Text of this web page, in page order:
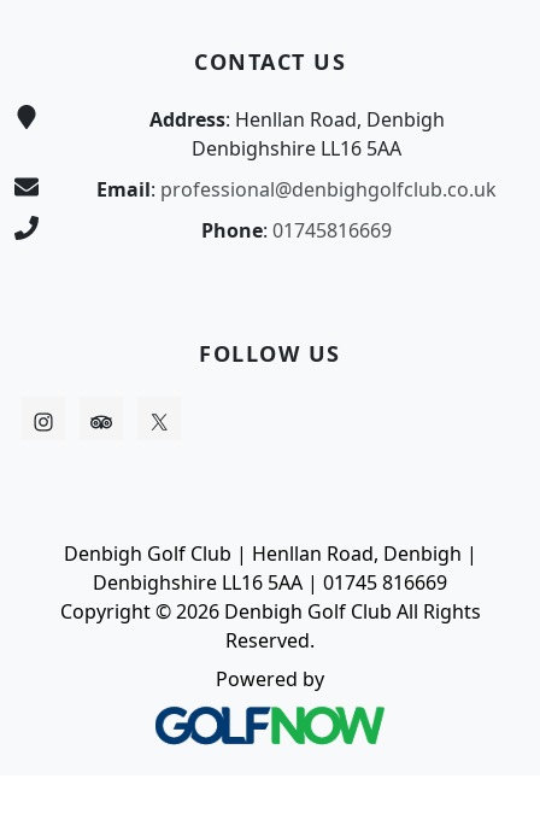
CONTACT US
Address: Henllan Road, Denbigh
Denbighshire LL16 5AA
Email: professional@denbighgolfclub.co.uk
Phone: 01745816669
FOLLOW US
Denbigh Golf Club | Henllan Road, Denbigh |
Denbighshire LL16 5AA | 01745 816669
Copyright © 2026 Denbigh Golf Club All Rights
Reserved.
Powered by